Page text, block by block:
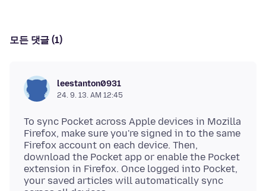
모든 댓글 (1)
leestanton0931
24. 9. 13. AM 12:45
To sync Pocket across Apple devices in Mozilla
Firefox, make sure you're signed in to the same
Firefox account on each device. Then,
download the Pocket app or enable the Pocket
extension in Firefox. Once logged into Pocket,
your saved articles will automatically sync